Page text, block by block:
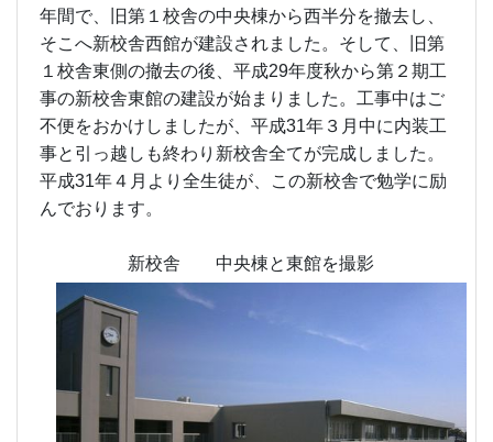
年間で、旧第１校舎の中央棟から西半分を撤去し、
そこへ新校舎西館が建設されました。そして、旧第
１校舎東側の撤去の後、平成29年度秋から第２期工
事の新校舎東館の建設が始まりました。工事中はご
不便をおかけしましたが、平成31年３月中に内装工
事と引っ越しも終わり新校舎全てが完成しました。
平成31年４月より全生徒が、この新校舎で勉学に励
んでおります。
新校舎 中央棟と東館を撮影